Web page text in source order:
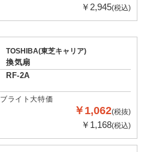
￥2,945(税込)
TOSHIBA(東芝キャリア)
換気扇
RF-2A
ブライト大特価
￥1,062(税抜)
￥1,168(税込)